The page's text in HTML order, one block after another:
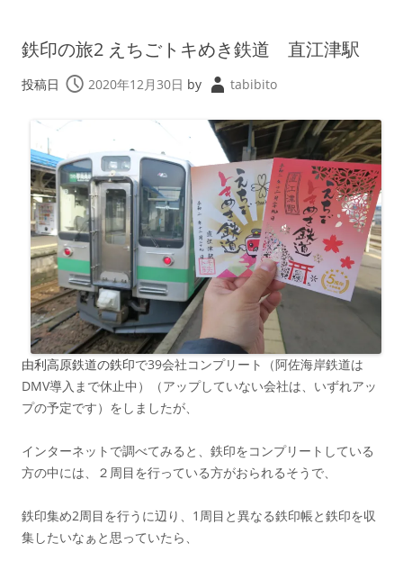
鉄印の旅2 えちごトキめき鉄道 直江津駅
投稿日 2020年12月30日 by tabibito
由利高原鉄道の鉄印で39会社コンプリート（阿佐海岸鉄道は
DMV導入まで休止中）（アップしていない会社は、いずれアッ
プの予定です）をしましたが、
インターネットで調べてみると、鉄印をコンプリートしている
方の中には、２周目を行っている方がおられるそうで、
鉄印集め2周目を行うに辺り、1周目と異なる鉄印帳と鉄印を収
集したいなぁと思っていたら、